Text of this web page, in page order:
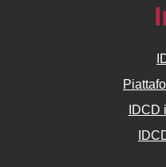
IDCD